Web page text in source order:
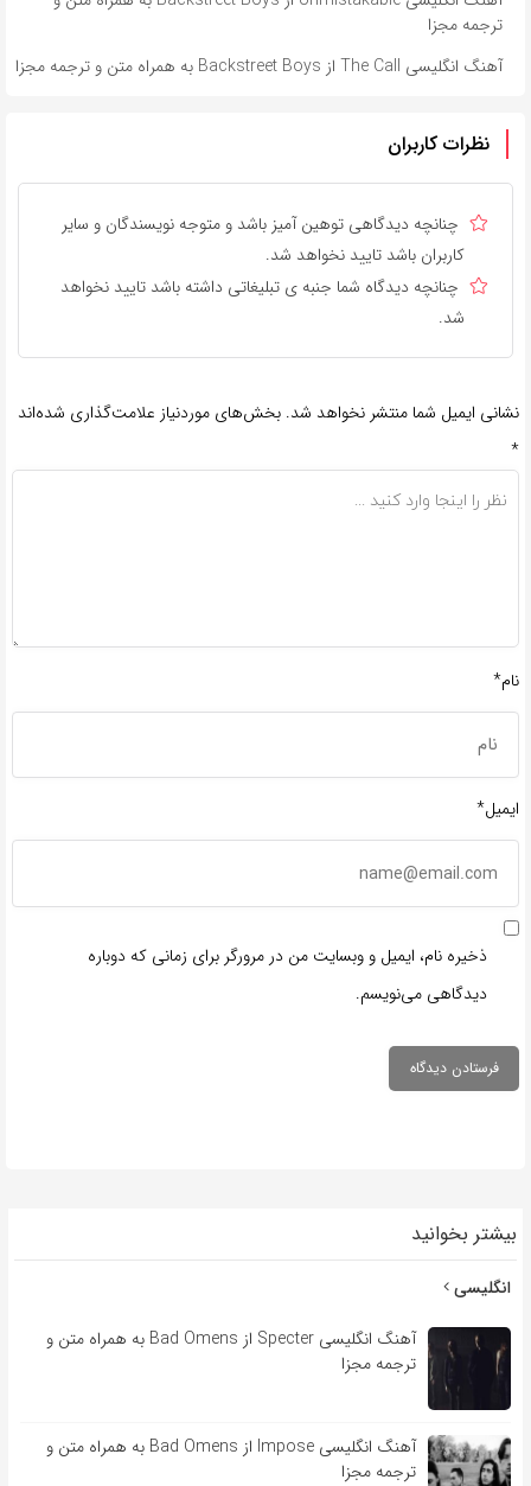
ترجمه مجزا
آهنگ انگلیسی The Call از Backstreet Boys به همراه متن و ترجمه مجزا
نظرات کاربران
چنانچه دیدگاهی توهین آمیز باشد و متوجه نویسندگان و سایر
کاربران باشد تایید نخواهد شد.
چنانچه دیدگاه شما جنبه ی تبلیغاتی داشته باشد تایید نخواهد
شد.
نشانی ایمیل شما منتشر نخواهد شد. بخش‌های موردنیاز علامت‌گذاری شده‌اند
*
نام*
ایمیل*
ذخیره نام، ایمیل و وبسایت من در مرورگر برای زمانی که دوباره
دیدگاهی می‌نویسم.
بیشتر بخوانید
انگلیسی
آهنگ انگلیسی Specter از Bad Omens به همراه متن و
ترجمه مجزا
آهنگ انگلیسی Impose از Bad Omens به همراه متن و
ترجمه مجزا